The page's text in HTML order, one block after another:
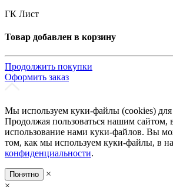
ГК Лист
Товар добавлен в корзину
Продолжить покупки
Оформить заказ
Мы используем куки-файлы (cookies) для
Продолжая пользоваться нашим сайтом,
использование нами куки-файлов. Вы
том, как мы используем куки-файлы, в
конфиденциальности.
Понятно
×